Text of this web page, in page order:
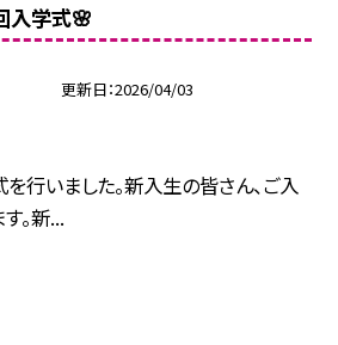
学式🌸
更新日 2026/04/03
行いました。新入生の皆さん、ご入
。新...